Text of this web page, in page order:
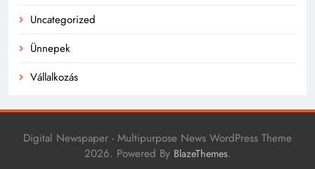
Uncategorized
Ünnepek
Vállalkozás
Digital Newspaper - Multipurpose News WordPress Theme
2026. Powered By BlazeThemes.